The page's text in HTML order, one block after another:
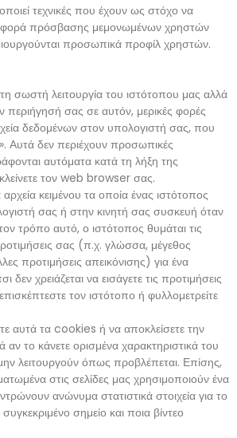
τεχνικές που έχουν ως στόχο να
πρόσβασης μεμονωμένων χρηστών
προσωπικά προφίλ χρηστών.
σωστή λειτουργία του ιστότοπου μας αλλά
περιήγησή σας σε αυτόν, μερικές φορές
δεδομένων στον υπολογιστή σας, που
Αυτά δεν περιέχουν προσωπικές
αυτόματα κατά τη λήξη της
τον web browser σας.
κειμένου τα οποία ένας ιστότοπος
σας ή στην κινητή σας συσκευή όταν
τρόπο αυτό, ο ιστότοπος θυμάται τις
σας (π.χ. γλώσσα, μέγεθος
προτιμήσεις απεικόνισης) για ένα
δεν χρειάζεται να εισάγετε τις προτιμήσεις
τον ιστότοπο ή φυλλομετρείτε
αυτά τα cookies ή να αποκλείσετε την
το κάνετε ορισμένα χαρακτηριστικά του
λειτουργούν όπως προβλέπεται. Επίσης,
στις σελίδες μας χρησιμοποιούν ένα
ανώνυμα στατιστικά στοιχεία για το
σημείο και ποια βίντεο